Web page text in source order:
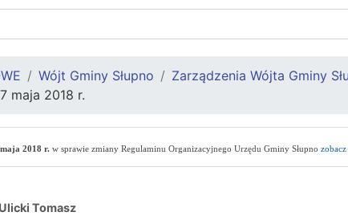
Wójt Gminy Słupno Zarządzenia Wójta Gminy
maja 2018 r.
2018 r. w sprawie zmiany Regulaminu Organizacyjnego Urzędu Gminy Słupno zobacz
Ulicki Tomasz